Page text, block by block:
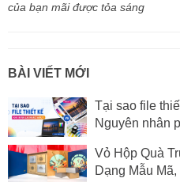
của bạn mãi được tỏa sáng
BÀI VIẾT MỚI
Tại sao file
Nguyên nhân
Vỏ Hộp Quà
Dạng Mẫu